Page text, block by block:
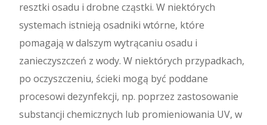
resztki osadu i drobne cząstki. W niektórych
systemach istnieją osadniki wtórne, które
pomagają w dalszym wytrącaniu osadu i
zanieczyszczeń z wody. W niektórych przypadkach,
po oczyszczeniu, ścieki mogą być poddane
procesowi dezynfekcji, np. poprzez zastosowanie
substancji chemicznych lub promieniowania UV, w